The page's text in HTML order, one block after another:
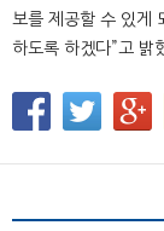
보를 제공할 수 있게
하도록 하겠다”고 밝